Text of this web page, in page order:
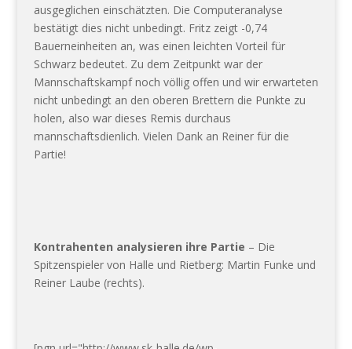
ausgeglichen einschätzten. Die Computeranalyse
bestätigt dies nicht unbedingt. Fritz zeigt -0,74
Bauerneinheiten an, was einen leichten Vorteil für
Schwarz bedeutet. Zu dem Zeitpunkt war der
Mannschaftskampf noch völlig offen und wir erwarteten
nicht unbedingt an den oberen Brettern die Punkte zu
holen, also war dieses Remis durchaus
mannschaftsdienlich. Vielen Dank an Reiner für die
Partie!
Kontrahenten analysieren ihre Partie – Die
Spitzenspieler von Halle und Rietberg: Martin Funke und
Reiner Laube (rechts).